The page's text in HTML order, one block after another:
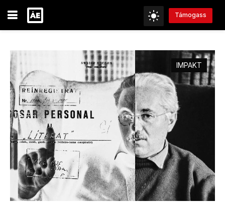
Támogass
IMPAKT